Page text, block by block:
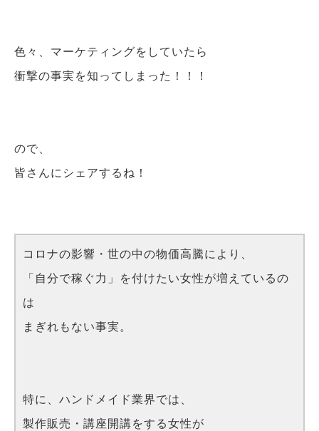
色々、マーケティングをしていたら
衝撃の事実を知ってしまった！！！
ので、
皆さんにシェアするね！
コロナの影響・世の中の物価高騰により、
「自分で稼ぐ力」を付けたい女性が増えているの
は
まぎれもない事実。
特に、ハンドメイド業界では、
製作販売・講座開講をする女性が